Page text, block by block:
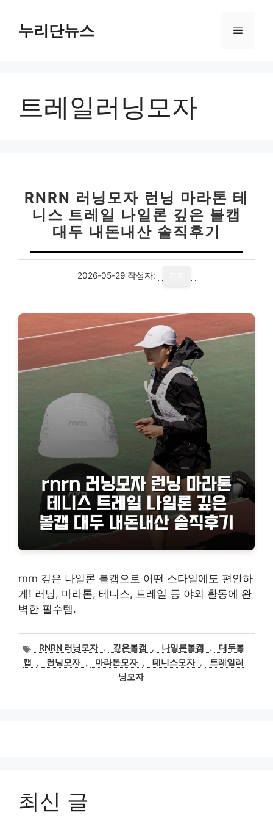
누리단뉴스 메
트레일러닝모자
RNRN 러닝모자 런닝 마라톤 테
니스 트레일 나일론 깊은 볼캡
대두 내돈내산 솔직후기
2026-05-29 작성자:
rnrn 깊은 나일론 볼캡으로 어떤 스타일에도 편안하
게! 러닝, 마라톤, 테니스, 트레일 등 야외 활동에 완
벽한 필수템.
태RNRN 러닝모자 , 깊은볼캡 , 나일론볼캡 ,
대두볼
캡
, 런닝모자 , 마라톤모자 , 테니스모자 ,
트레일러
닝모자
최신 글